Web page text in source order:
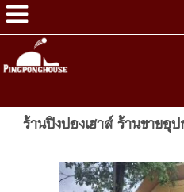
ร้านปิงปองเฮาส์ ร้านขายอุ